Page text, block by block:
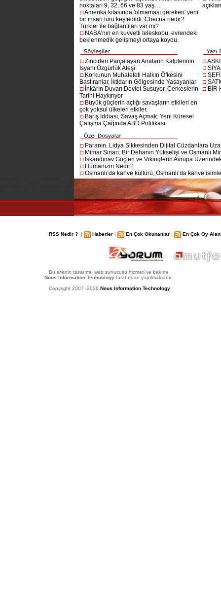
noktaları 9, 32, 66 ve 83 yaş…
Amerika kıtasında 'olmaması gereken' yeni
bir insan türü keşfedildi: Checua nedir?
Türkler ile bağlantıları var mı?
NASA'nın en kuvvetli teleskobu, evrendeki
beklenmedik gelişmeyi ortaya koydu.
Zincirleri Parçalayan Anaların Kalplerinin
İsyanı Özgürlük Ateşi
Korkunun Muhalefeti Halkın Öfkesini
Bastıranlar, İktidarın Gölgesinde Yaşayanlar
İnkârın Duvarı Devlet Susuyor, Çerkeslerin
Tarihi Haykırıyor
Büyük güçlerin açtığı savaşların etkileri en
çok yoksul ülkeleri etkiler.
Barış İddiası, Savaş Açmak: Yeni Küresel
Çatışma Çağında ABD Politikası
BİR
Paranın, Lidya Sikkesinden Dijital Cüzdanlara
Mimar Sinan: Bir Dehanın Yükselişi ve Osmanlı
İskandinav Göçleri ve Vikinglerin Avrupa
Hümanizm Nedir?
Osmanlı’da kahve kültürü, Osmanlı’da kahve
RSS Nedir ? | Haberler | En Çok Okunanlar | En Çok Oy
Bu sitenin tasarımı, web sunucusu hizmeti ve bakımı
Nous Information Technology tarafından yapılmaktadır.
Copyright 2007 -2026 Nous Information Technology